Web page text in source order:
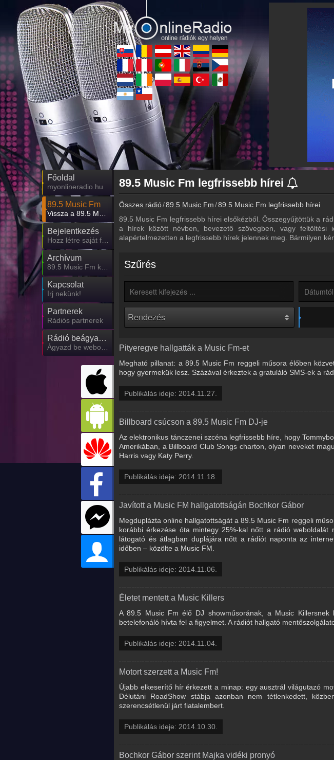
Főoldal
myonlineradio.hu
89.5 Music Fm
Bejelentkezés
Archívum
Kapcsolat
Írj nekünk!
Partnerek
Rádiós partnerek
Rádió beágyazás
89.5 Music Fm legfrissebb hírei
Összes rádió 89.5 Music Fm 89.5 Music Fm legfrissebb hírei
89.5 Music Fm legfrissebb hírei elsőkézből. Összegyűjtöttük a
a hírek között névben, bevezető szövegben, vagy
alapértelmezetten a legfrissebb hírek jelennek meg. Bármilyen
Szűrés
Pityeregve hallgatták a Music Fm-et
Megható pillanat: a 89.5 Music Fm reggeli műsora élőben
hogy gyermekük lesz. Százával érkeztek a gratuláló SMS-ek a
Publikálás ideje: 2014.11.27.
Billboard csúcson a 89.5 Music Fm DJ-je
Az elektronikus tánczenei szcéna legfrissebb híre, hogy
Amerikában, a Billboard Club Songs charton, olyan neveket
Harris vagy Katy Perry.
Publikálás ideje: 2014.11.18.
Javított a Music FM hallgatottságán Bochkor Gábor
Megduplázta online hallgatottságát a 89.5 Music Fm reggeli
korábbi érkezése óta mintegy 25%-kal nőtt a rádió weboldalát
látogató és átlagban duplájára nőtt a rádiót naponta az
időben – közölte a Music FM.
Publikálás ideje: 2014.11.06.
Életet mentett a Music Killers
A 89.5 Music Fm élő DJ showműsorának, a Music
betelefonáló hívta fel a figyelmet. A rádiót hallgató
Publikálás ideje: 2014.11.04.
Motort szerzett a Music Fm!
Újabb elkeserítő hír érkezett a minap: egy ausztrál világutazó
Délutáni RoadShow stábja azonban nem tétlenkedett,
szerencsétlenül járt fiatalembert.
Publikálás ideje: 2014.10.30.
Bochkor Gábor szerint Majka vidéki pronyó